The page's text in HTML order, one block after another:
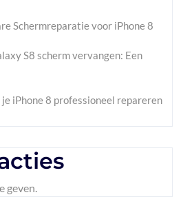
Schermreparatie voor iPhone 8
S8 scherm vervangen: Een
iPhone 8 professioneel repareren
geven.